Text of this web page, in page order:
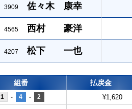
3909 佐々木 康幸
4565 西村 豪洋
4207 松下 一也
組番 払戻金
1 - 4 - 2 ¥1,620